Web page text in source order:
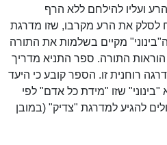
ועליו להילחם ללא הרף
לסלק את הרע מקרבו, שזו מדרגת
מקיים בשלמות את התורה
הוראות התורה. ספר התניא מדריך
רוחנית זו. הספר קובע כי היעד
"בינוני" שזו "מידת כל אדם" לפי
להגיע למדרגת "צדיק" (במובן